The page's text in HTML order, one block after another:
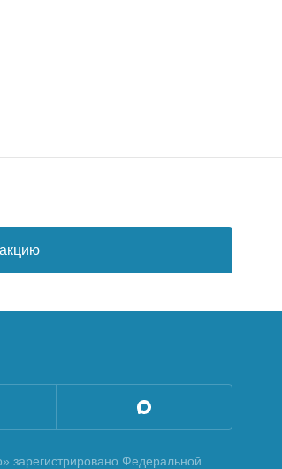
зарегистрировано Федеральной